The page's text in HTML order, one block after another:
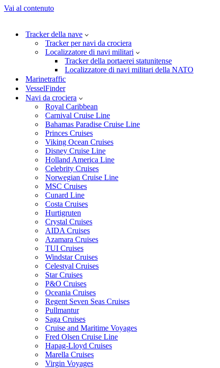
Vai al contenuto
Tracker della nave
Tracker per navi da crociera
Localizzatore di navi militari
Tracker della portaerei statunitense
Localizzatore di navi militari della NATO
Marinetraffic
VesselFinder
Navi da crociera
Royal Caribbean
Carnival Cruise Line
Bahamas Paradise Cruise Line
Princes Cruises
Viking Ocean Cruises
Disney Cruise Line
Holland America Line
Celebrity Cruises
Norwegian Cruise Line
MSC Cruises
Cunard Line
Costa Cruises
Hurtigruten
Crystal Cruises
AIDA Cruises
Azamara Cruises
TUI Cruises
Windstar Cruises
Celestyal Cruises
Star Cruises
P&O Cruises
Oceania Cruises
Regent Seven Seas Cruises
Pullmantur
Saga Cruises
Cruise and Maritime Voyages
Fred Olsen Cruise Line
Hapag-Lloyd Cruises
Marella Cruises
Virgin Voyages